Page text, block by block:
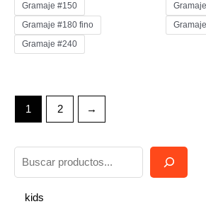
Gramaje #150
Gramaje #180 fino
Gramaje #240
1 2 →
u
kids